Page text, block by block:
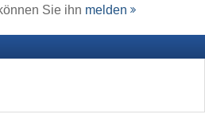
Sie ihn melden